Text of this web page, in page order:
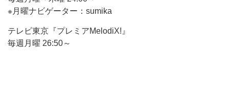
※月曜ナビゲーター：sumika
テレビ東京『プレミアMelodiX!』
毎週月曜 26:50～